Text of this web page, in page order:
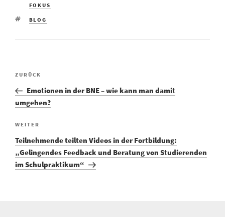
FOKUS
BLOG
ZURÜCK
Emotionen in der BNE – wie kann man damit
umgehen?
WEITER
Teilnehmende teilten Videos in der Fortbildung:
„Gelingendes Feedback und Beratung von Studierenden
im Schulpraktikum“